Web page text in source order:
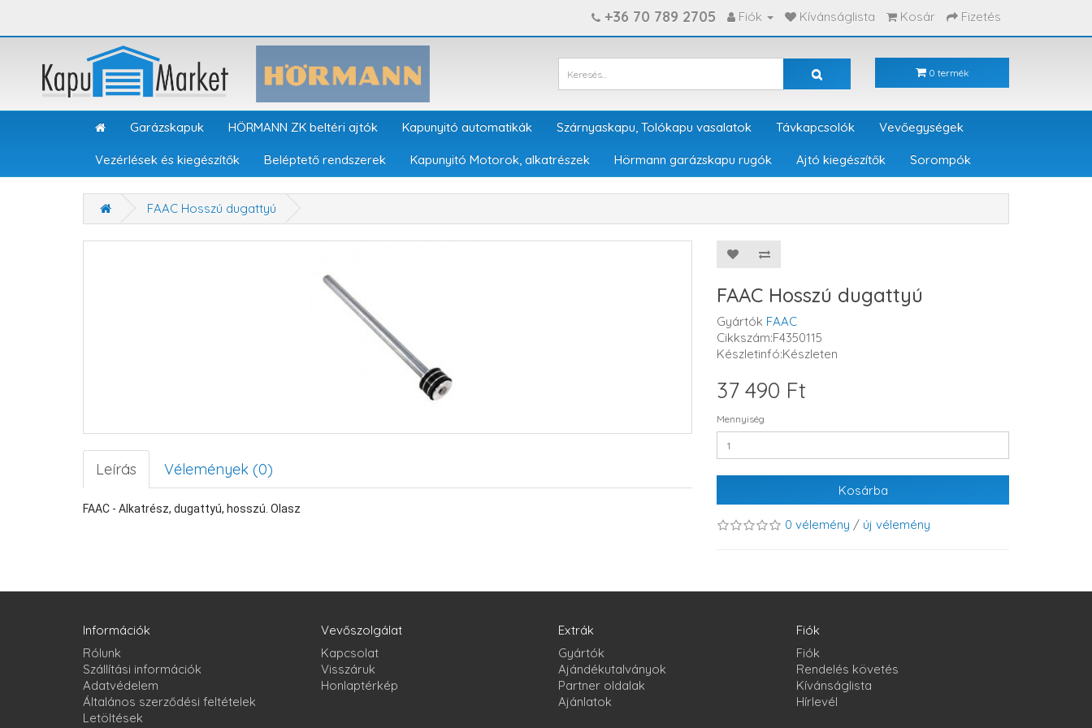
+36 70 789 2705 Fiók Kívánságlista Kosár Fizetés
0 termék
Garázskapuk HÖRMANN ZK beltéri ajtók Kapunyitó automatikák Szárnyaskapu, Tolókapu vasalatok Távkapcsolók Vevőegységek
Vezérlések és kiegészítők Beléptető rendszerek Kapunyitó Motorok, alkatrészek Hörmann garázskapu rugók Ajtó kiegészítők Sorompók
FAAC Hosszú dugattyú
Leírás Vélemények (0)
FAAC - Alkatrész, dugattyú, hosszú. Olasz
FAAC Hosszú dugattyú
Gyártók FAAC
Cikkszám:F4350115
Készletinfó:Készleten
37 490 Ft
Mennyiség
Kosárba
0 vélemény / új vélemény
Információk
Rólunk
Szállítási információk
Adatvédelem
Általános szerződési feltételek
Letöltések
Vevőszolgálat
Kapcsolat
Visszáruk
Honlaptérkép
Extrák
Gyártók
Ajándékutalványok
Partner oldalak
Ajánlatok
Fiók
Fiók
Rendelés követés
Kívánságlista
Hírlevél